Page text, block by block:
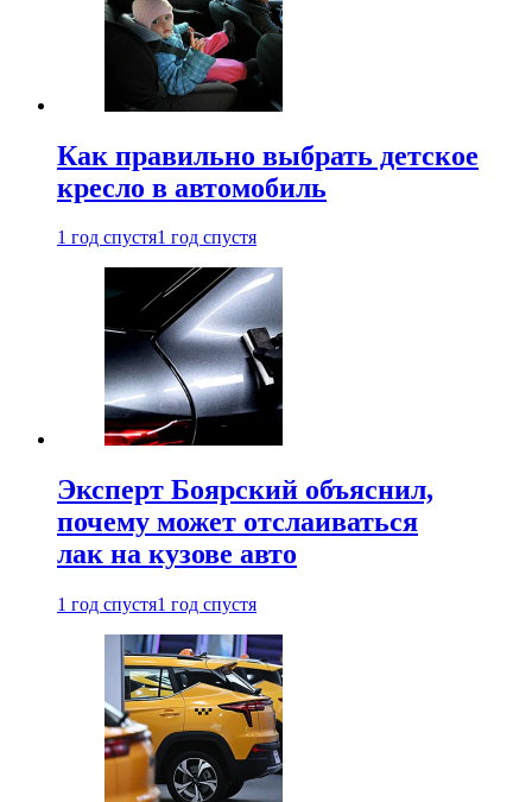
Как правильно выбрать детское
кресло в автомобиль
1 год спустя1 год спустя
Эксперт Боярский объяснил,
почему может отслаиваться
лак на кузове авто
1 год спустя1 год спустя